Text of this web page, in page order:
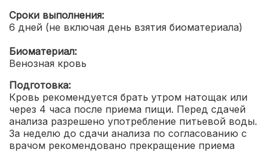
Сроки выполнения:
6 дней (не включая день взятия биоматериала)
Биоматериал:
Венозная кровь
Подготовка:
Кровь рекомендуется брать утром натощак или
через 4 часа после приема пищи. Перед сдачей
анализа разрешено употребление питьевой воды.
За неделю до сдачи анализа по согласованию с
врачом рекомендовано прекращение приема